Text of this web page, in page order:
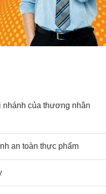
nhánh của thương nhân
an toàn thực phẩm